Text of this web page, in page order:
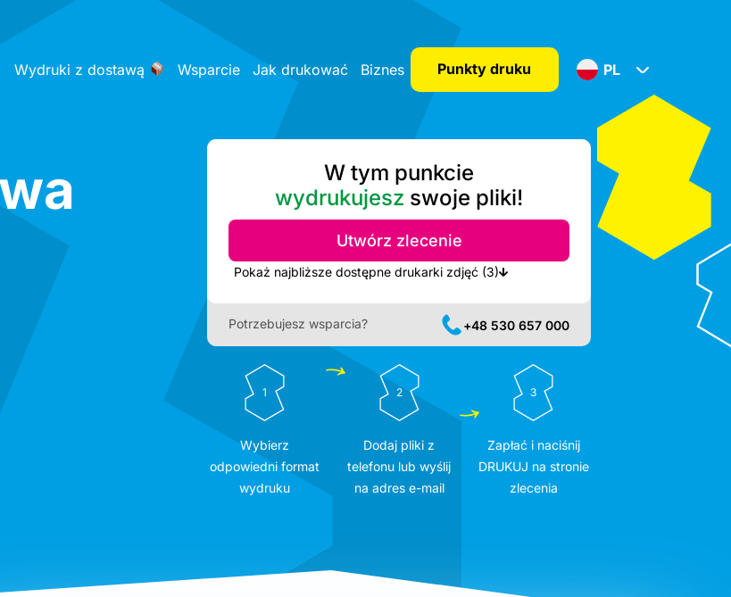
Wydruki z dostawą Wsparcie Jak drukować Biznes Punkty druku PL
W tym punkcie
wydrukujesz swoje pliki!
Utwórz zlecenie
Pokaż najbliższe dostępne drukarki zdjęć (3)
Potrzebujesz wsparcia? +48 530 657 000
1
Wybierz
odpowiedni format
wydruku
2
Dodaj pliki z
telefonu lub wyślij
na adres e-mail
3
Zapłać i naciśnij
DRUKUJ na stronie
zlecenia